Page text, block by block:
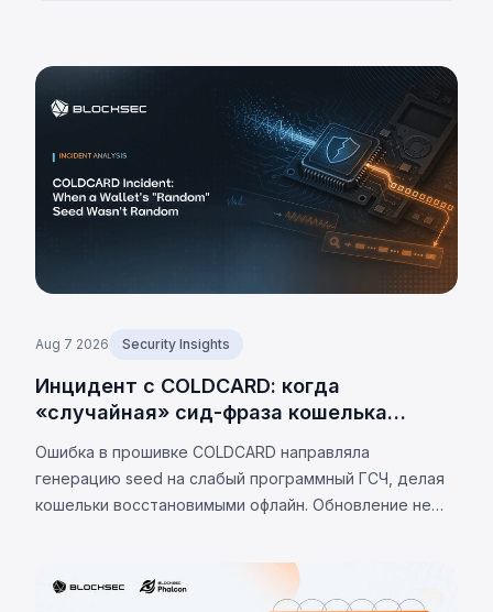
Aug 7 2026 Security Insights
Инцидент с COLDCARD: когда
«случайная» сид-фраза кошелька
Ошибка в прошивке COLDCARD направляла
генерацию seed на слабый программный ГСЧ, делая
кошельки восстановимыми офлайн. Обновление не
оценки до 2 055 BTC.